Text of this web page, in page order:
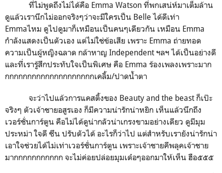
ที่ไม่พูดถึงไม่ได้คือ Emma Watson ที่พกเสน่ห์มาเต็มล้าน
ดูแล้วเรานึกไม่ออกจริงๆว่าจะมีใครเป็น Belle ได้ดีเท่า
Emmaไหม ดูไปดูมาก็เหมือนเป็นคนๆเดียวกัน เหมือน Emma
กำลังแสดงเป็นตัวเอง แต่ไม่ใช่ข้อเสีย เพราะ Emma ถ่ายทอด
ความเป็นผู้หญิงฉลาด กล้าหาญ Independent ฯลฯ ได้เป็นอย่างดี
และที่เรารู้สึกประทับใจเป็นพิเศษ คือ Emma ร้องเพลงเพราะมาก
กกกกกกกกกกกกกกกกกกกกเคลิ้ม/ปาดน้ำตา
จะว่าไปแล้วการแคสติ้งของ Beauty and the beast ก็เป๊ะ
จริงๆ ตัวเจ้าชายอสูรเอง ก็มีความน่ารักน่าหยิก เห็นแล้วนึกถึง
เวอร์ชั่นการ์ตูน คือไม่ได้ดูน่ากลัวน่าเกรงขามอย่างเดียว ดูมีมุม
ประหม่า ใจดี ซึน ปรับตัวได้ อะไรก็ว่าไป แต่สำหรับเรายังน่ารักน่า
เอาใจช่วยได้ไม่เท่าเวอร์ชั่นการ์ตูน เพราะเจ้าชายคีพลุคเจ้าชาย
มากกกกกกกกกกก จะไม่ค่อยปล่อยมุมเด๋อๆออกมาให้เห็น ฮือ๕๕๕